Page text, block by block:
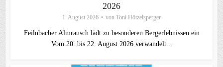
2026
1. August 2026 von Toni Hötzelsperger
Feilnbacher Almrausch lädt zu besonderen Bergerlebnissen ein
Vom 20. bis 22. August 2026 verwandelt...